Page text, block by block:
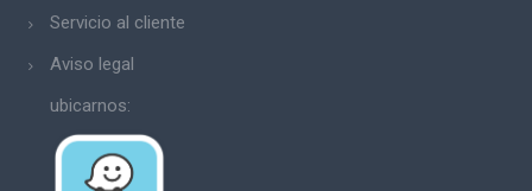
Servicio al cliente
Aviso legal
ubicarnos: